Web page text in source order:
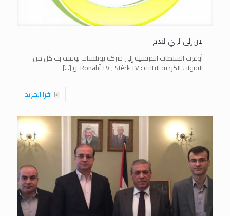
بيان إلى الراي العام
أوعزت السلطات الفرنسية إلى شركة يوتلسات بوقف بث كل من
القنوات الكردية التالية : RonahÎ TV , Stêrk TV و […]
اقرا المزيد